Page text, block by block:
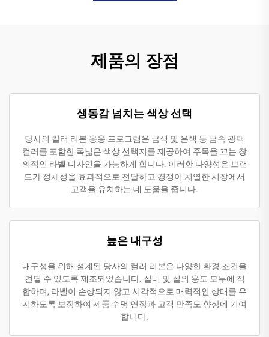
제품의 장점
생동감 넘치는 색상 선택
당사의 컬러 리본 응용 프로그램은 금색 및 은색 등 금속 광택
컬러를 포함한 폭넓은 색상 선택지를 제공하여 주목을 끄는 창
의적인 라벨 디자인을 가능하게 합니다. 이러한 다양성은 브랜
드가 정체성을 효과적으로 전달하고 경쟁이 치열한 시장에서
고객을 유치하는 데 도움을 줍니다.
높은 내구성
내구성을 위해 설계된 당사의 컬러 리본은 다양한 환경 조건을
견딜 수 있도록 제조되었습니다. 실내 및 실외 용도 모두에 적
합하며, 라벨이 손상되지 않고 시각적으로 매력적인 상태를 유
지하도록 보장하여 제품 수명 연장과 고객 만족도 향상에 기여
합니다.